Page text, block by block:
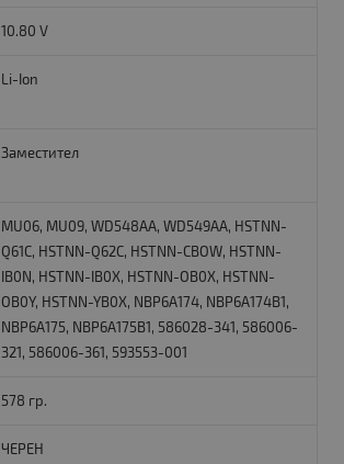
10.80 V
Li-Ion
Заместител
MU06, MU09, WD548AA, WD549AA, HSTNN-
Q61C, HSTNN-Q62C, HSTNN-CBOW, HSTNN-
IB0N, HSTNN-IB0X, HSTNN-OB0X, HSTNN-
OB0Y, HSTNN-YB0X, NBP6A174, NBP6A174B1,
NBP6A175, NBP6A175B1, 586028-341, 586006-
321, 586006-361, 593553-001
578 гр.
ЧЕРЕН